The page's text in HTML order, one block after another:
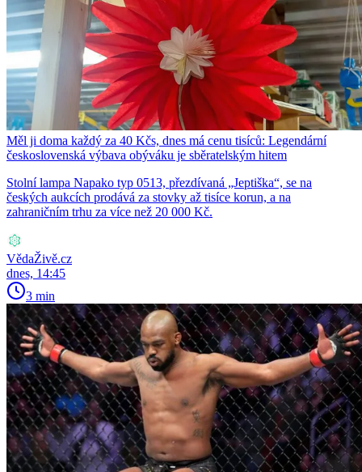
Měl ji doma každý za 40 Kčs, dnes má cenu tisíců: Legendární
československá výbava obýváku je sběratelským hitem
Stolní lampa Napako typ 0513, přezdívaná „Jeptiška“, se na
českých aukcích prodává za stovky až tisíce korun, a na
zahraničním trhu za více než 20 000 Kč.
VědaŽivě.cz
dnes, 14:45
3 min